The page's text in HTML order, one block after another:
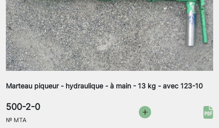
Marteau piqueur - hydraulique - à main - 13 kg - avec 123-10
500-2-0
№ MTA